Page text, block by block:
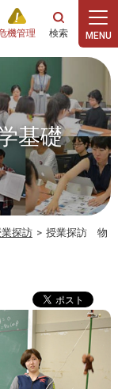
機管理
基礎
探訪 > 授業探訪 物